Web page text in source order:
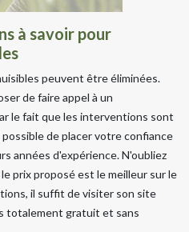
à savoir pour
peuvent être éliminées.
de faire appel à un
le fait que les interventions sont
de placer votre confiance
années d'expérience. N'oubliez
prix proposé est le meilleur sur le
il suffit de visiter son site
totalement gratuit et sans